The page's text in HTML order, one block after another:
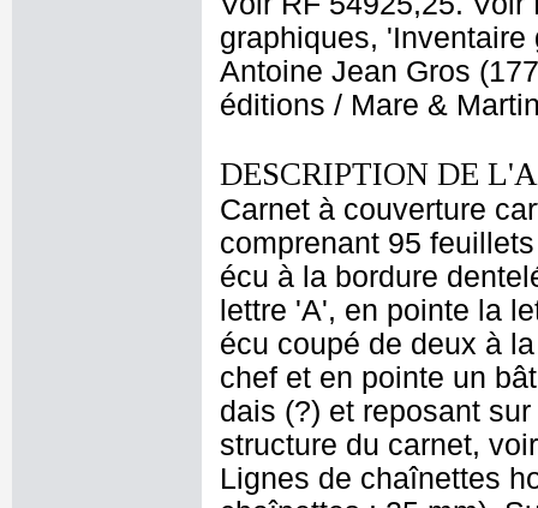
graphiques,
Antoine Jean Gros
éditions / Mare &
DESCRIPTION DE
Carnet à couverture
comprenant 95
écu à la bordure
lettre 'A', en pointe la
écu coupé de deux à
chef et en pointe un
dais (?) et reposant
structure du carnet,
Lignes de chaînettes